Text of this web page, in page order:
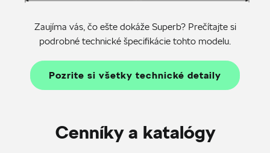
Zaujíma vás, čo ešte dokáže Superb? Prečítajte si
podrobné technické špecifikácie tohto modelu.
Pozrite si všetky technické detaily
Cenníky a katalógy